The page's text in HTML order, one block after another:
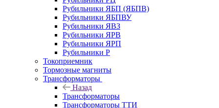
Рубильники ЯБП (ЯБПВ)
Рубильники ЯБПВУ
Рубильники ЯВЗ
Рубильники ЯРВ
Рубильники ЯРП
Рубильники Р
Токоприемник
Тормозные магниты
Трансформаторы
Назад
Трансформаторы
Трансформаторы ТТИ